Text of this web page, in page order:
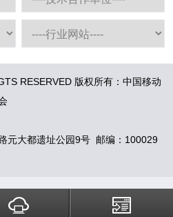
RESERVED 版权所有：中国移动
元大都遗址公园9号 邮编：100029